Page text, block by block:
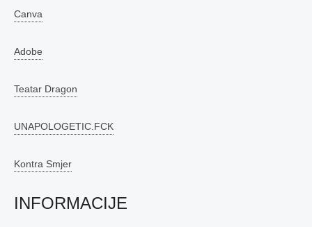
Canva
Adobe
Teatar Dragon
UNAPOLOGETIC.FCK
Kontra Smjer
INFORMACIJE